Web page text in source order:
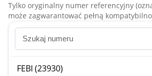
DAIHATSU
FIAT
FORD
Tylko oryginalny numer referencyjny
może zagwarantować pełną
FEBI (23930)